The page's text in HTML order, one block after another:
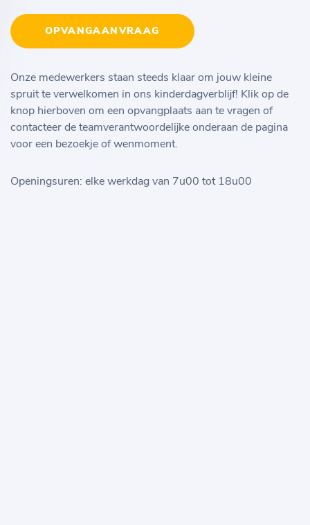
OPVANGAANVRAAG
Onze medewerkers staan steeds klaar om jouw kleine
spruit te verwelkomen in ons kinderdagverblijf! Klik op de
knop hierboven om een opvangplaats aan te vragen of
contacteer de teamverantwoordelijke onderaan de pagina
voor een bezoekje of wenmoment.
Openingsuren: elke werkdag van 7u00 tot 18u00